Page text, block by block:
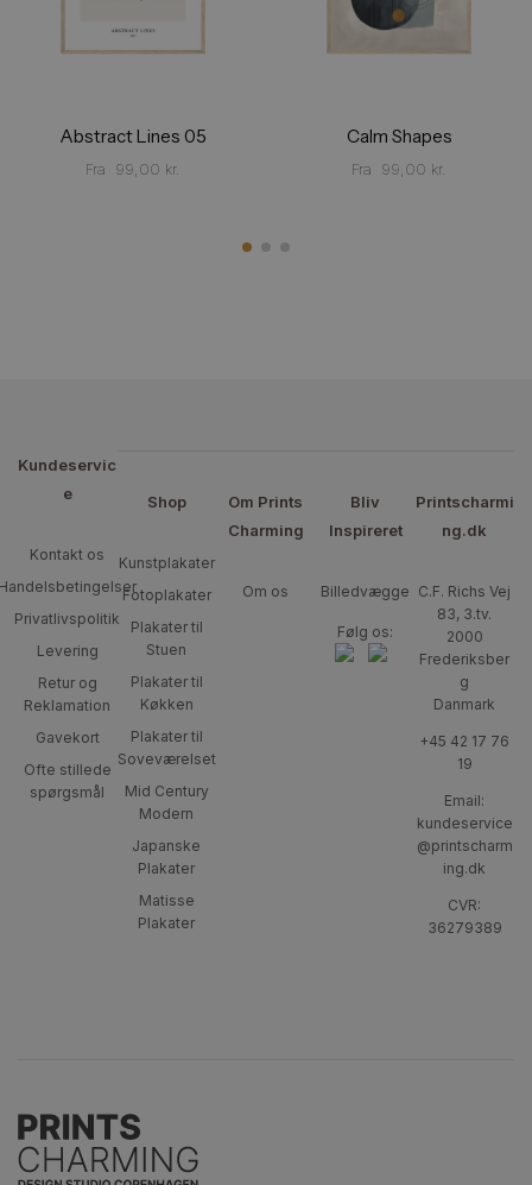
Abstract Lines 05
Fra 99,00 kr.
Calm Shapes
Fra 99,00 kr.
Kundeservic
e
Kontakt os
Privatlivspolitik
Levering
Retur og
Reklamation
Gavekort
Ofte stillede
spørgsmål
Shop
Kunstplakater
Fotoplakater
Plakater til
Stuen
Plakater til
Køkken
Plakater til
Soveværelset
Mid Century
Modern
Japanske
Plakater
Matisse
Plakater
Om Prints
Charming
Om os
Bliv
Inspireret
Billedvægge
Følg os:
Printscharmi
ng.dk
C.F. Richs Vej
83, 3.tv.
2000
Frederiksber
g
Danmark
+45 42 17 76
19
Email:
kundeservice
@printscharm
ing.dk
CVR:
36279389